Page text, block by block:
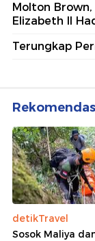
Molton
Elizabeth II
Terungkap
detikTravel
Sosok Maliya